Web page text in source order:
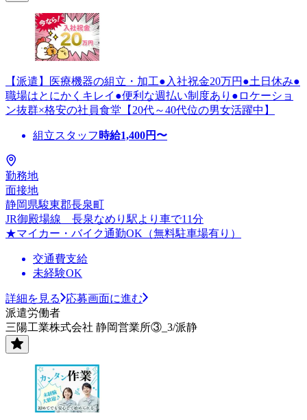
【派遣】医療機器の組立・加工●入社祝金20万円●土日休み●
職場はとにかくキレイ●便利な週払い制度あり●ロケーショ
ン抜群×格安の社員食堂【20代～40代位の男女活躍中】
組立スタッフ 時給1,400円〜
勤務地
面接地
静岡県駿東郡長泉町
JR御殿場線 長泉なめり駅より車で11分
★マイカー・バイク通勤OK（無料駐車場有り）
交通費支給
未経験OK
詳細を見る
応募画面に進む
派遣労働者
三陽工業株式会社 静岡営業所③_3/派静